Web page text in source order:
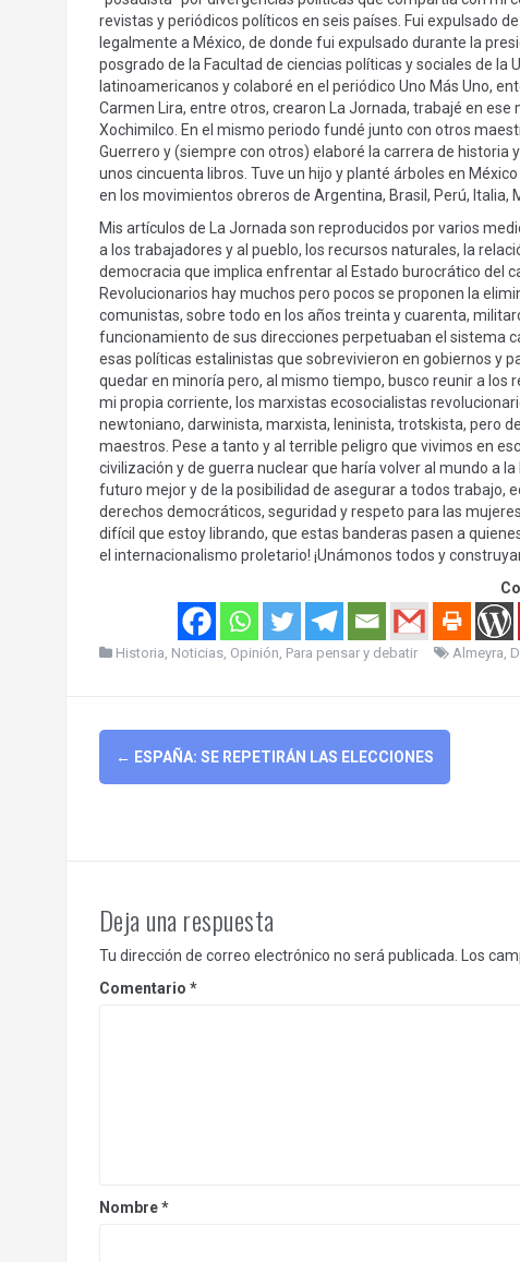
revistas y periódicos políticos en seis países. Fui expulsado
legalmente a México, de donde fui expulsado durante la
posgrado de la Facultad de ciencias políticas y sociales de
latinoamericanos y colaboré en el periódico Uno Más Uno,
Carmen Lira, entre otros, crearon La Jornada, trabajé en
Xochimilco. En el mismo periodo fundé junto con otros
Guerrero y (siempre con otros) elaboré la carrera de historia
unos cincuenta libros. Tuve un hijo y planté árboles en
en los movimientos obreros de Argentina, Brasil, Perú, Italia,
Mis artículos de La Jornada son reproducidos por varios
a los trabajadores y al pueblo, los recursos naturales, la
democracia que implica enfrentar al Estado burocrático del
Revolucionarios hay muchos pero pocos se proponen la
comunistas, sobre todo en los años treinta y cuarenta,
funcionamiento de sus direcciones perpetuaban el sistema
esas políticas estalinistas que sobrevivieron en gobiernos y
quedar en minoría pero, al mismo tiempo, busco reunir a
mi propia corriente, los marxistas ecosocialistas
newtoniano, darwinista, marxista, leninista, trotskista, pero
maestros. Pese a tanto y al terrible peligro que vivimos en
civilización y de guerra nuclear que haría volver al mundo a
futuro mejor y de la posibilidad de asegurar a todos trabajo,
derechos democráticos, seguridad y respeto para las
difícil que estoy librando, que estas banderas pasen a
el internacionalismo proletario! ¡Unámonos todos y
Historia, Noticias, Opinión, Para pensar y debatir Almeyra,
Post
navigation
← ESPAÑA: SE REPETIRÁN LAS ELECCIONES
Deja una respuesta
Tu dirección de correo electrónico no será publicada. Los
Comentario *
Nombre*